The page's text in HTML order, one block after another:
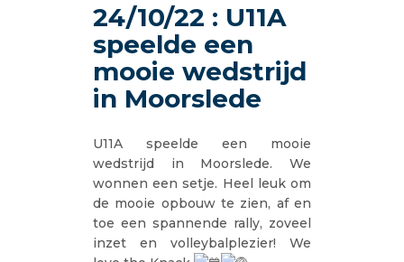
24/10/22 : U11A
speelde een
mooie wedstrijd
in Moorslede
U11A speelde een mooie
wedstrijd in Moorslede. We
wonnen een setje. Heel leuk om
de mooie opbouw te zien, af en
toe een spannende rally, zoveel
inzet en volleybalplezier! We